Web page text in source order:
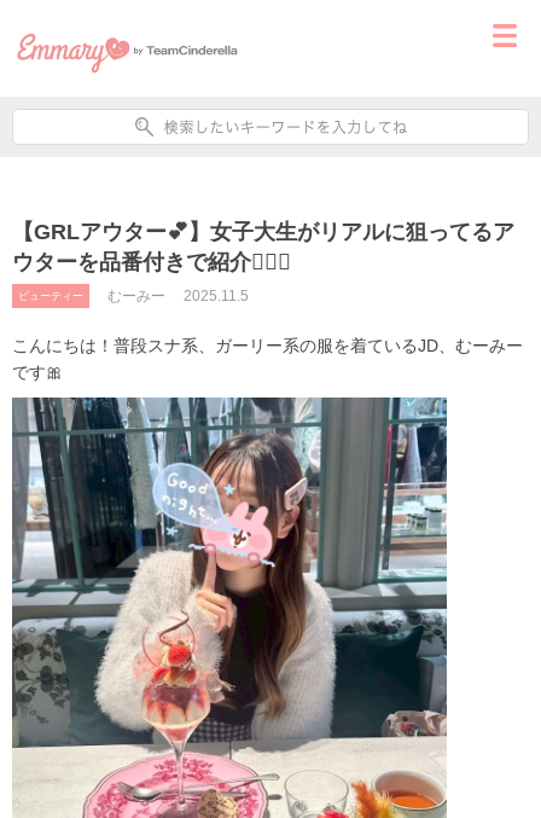
【GRLアウター💕】女子大生がリアルに狙ってるア
ウターを品番付きで紹介✊🏻💞
ビューティー むーみー 2025.11.5
こんにちは！普段スナ系、ガーリー系の服を着ているJD、むーみー
です🎀